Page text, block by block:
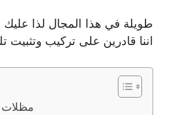
طويلة في هذا المجال لذا عليك
اننا قادرين على تركيب وتثبيت
مظلات